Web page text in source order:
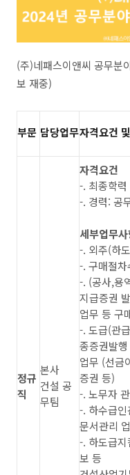
(주)네패스이앤씨 공무분
보 재중)
부문 담당업무자격요건
정규
직
본사
건설 공
무팀
자격요건
-. 최종학
-. 경력: 공
세부업무
-. 외주(하
-. 구매절차
-. (공사,용
지급증권
업무 등 구
-. 도급(관
종증권발행
업무 (선금
증권 등)
-. 노무자
-. 하수급
문서관리
-. 하도급
보 등